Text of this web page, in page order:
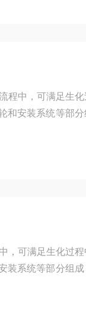
程中，可满足生
和安装系统等部
能低，效率高，
，可满足生化过
装系统等部分组
低，效率高，便于